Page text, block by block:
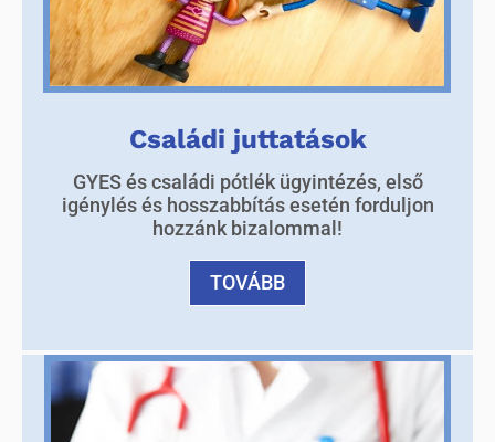
Családi juttatások
GYES és családi pótlék ügyintézés, első
igénylés és hosszabbítás esetén forduljon
hozzánk bizalommal!
TOVÁBB